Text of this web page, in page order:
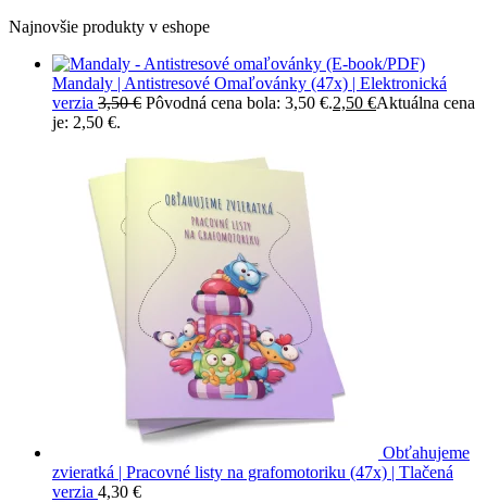
Najnovšie produkty v eshope
Mandaly | Antistresové Omaľovánky (47x) | Elektronická
verzia 3,50€ Pôvodná cena bola: 3,50 €.2,50 €Aktuálna cena
je: 2,50 €.
Obťahujeme
zvieratká | Pracovné listy na grafomotoriku (47x) | Tlačená
verzia 4,30 €